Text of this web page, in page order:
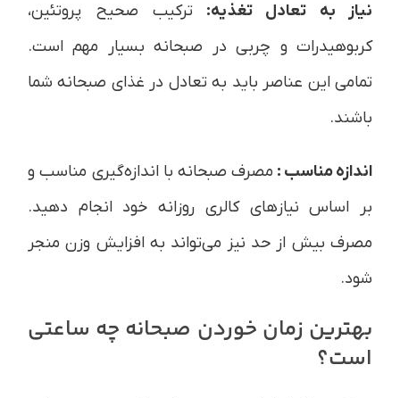
نیاز به تعادل تغذیه: ترکیب صحیح پروتئین،
کربوهیدرات و چربی در صبحانه بسیار مهم است.
تمامی این عناصر باید به تعادل در غذای صبحانه شما
باشند.
اندازه مناسب : مصرف صبحانه با اندازه‌گیری مناسب و
بر اساس نیازهای کالری روزانه خود انجام دهید.
مصرف بیش از حد نیز می‌تواند به افزایش وزن منجر
شود.
بهترین زمان خوردن صبحانه چه ساعتی
است؟